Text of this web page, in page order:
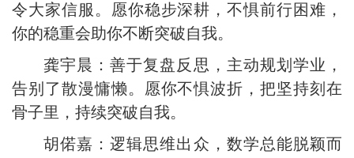
令大家信服。愿你稳步深耕，不惧前行困难，
你的稳重会助你不断突破自我。
龚宇晨：善于复盘反思，主动规划学业，
告别了散漫慵懒。愿你不惧波折，把坚持刻在
骨子里，持续突破自我。
胡偌嘉：逻辑思维出众，数学总能脱颖而